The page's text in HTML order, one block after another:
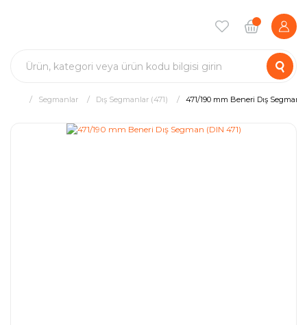
Segmanlar Dış Segmanlar (471) 471/190 mm Beneri Dış Segman